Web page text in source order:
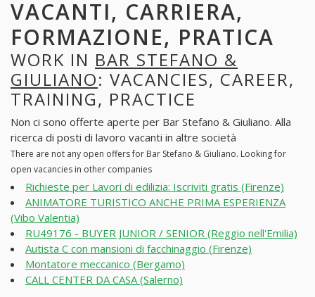
VACANTI, CARRIERA,
FORMAZIONE, PRATICA
WORK IN BAR STEFANO &
GIULIANO: VACANCIES, CAREER,
TRAINING, PRACTICE
Non ci sono offerte aperte per Bar Stefano & Giuliano. Alla
ricerca di posti di lavoro vacanti in altre società
There are not any open offers for Bar Stefano & Giuliano. Looking for
open vacancies in other companies
Richieste per Lavori di edilizia: Iscriviti gratis (Firenze)
ANIMATORE TURISTICO ANCHE PRIMA ESPERIENZA
(Vibo Valentia)
RU49176 - BUYER JUNIOR / SENIOR (Reggio nell'Emilia)
Autista C con mansioni di facchinaggio (Firenze)
Montatore meccanico (Bergamo)
CALL CENTER DA CASA (Salerno)